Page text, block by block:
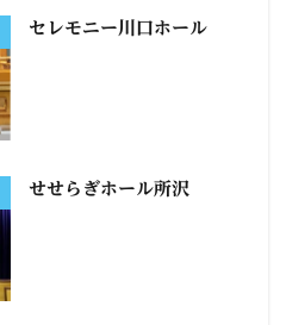
セレモニー川口ホール
せせらぎホール所沢